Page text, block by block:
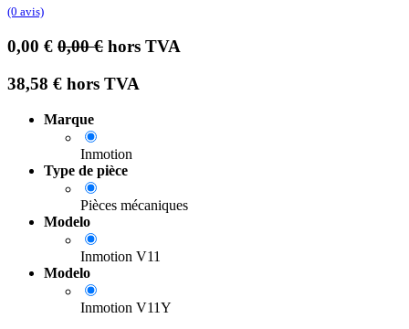
(0 avis)
0,00 € 0,00€ hors TVA
38,58 € hors TVA
Marque
Inmotion
Type de pièce
Pièces mécaniques
Modelo
Inmotion V11
Modelo
Inmotion V11Y